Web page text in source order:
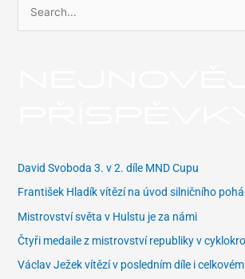
t
p
David Svoboda 3. v 2. díle MND Cupu
František Hladík vítězí na úvod silničního
Mistrovství světa v Hulstu je za námi
Čtyři medaile z mistrovství republiky v
Václav Ježek vítězí v posledním díle i